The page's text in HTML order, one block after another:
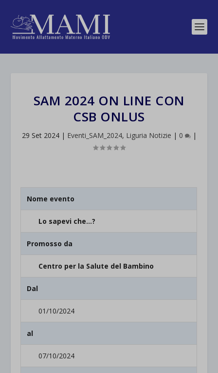
SAM 2024 ON LINE CON
CSB ONLUS
29 Set 2024| Eventi_SAM_2024, Liguria Notizie | 0 |
Nome evento
Lo sapevi che…?
Promosso da
Centro per la Salute del Bambino
Dal
01/10/2024
al
07/10/2024